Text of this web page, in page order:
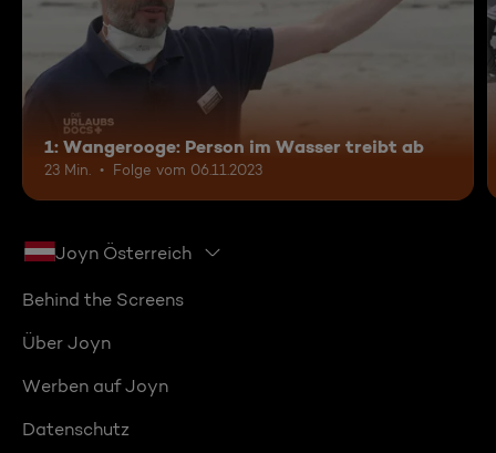
1: Wangerooge: Person im Wasser treibt ab
23 Min. Folge vom 06.11.2023
Joyn Österreich
Behind the Screens
Über Joyn
Werben auf Joyn
Datenschutz